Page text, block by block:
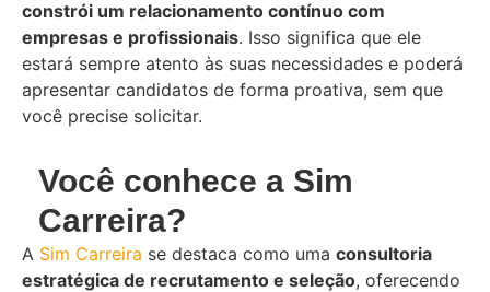
constrói um relacionamento contínuo com
empresas e profissionais. Isso significa que ele
estará sempre atento às suas necessidades e poderá
apresentar candidatos de forma proativa, sem que
você precise solicitar.
Você conhece a Sim
Carreira?
A Sim Carreira se destaca como uma consultoria
estratégica de recrutamento e seleção, oferecendo